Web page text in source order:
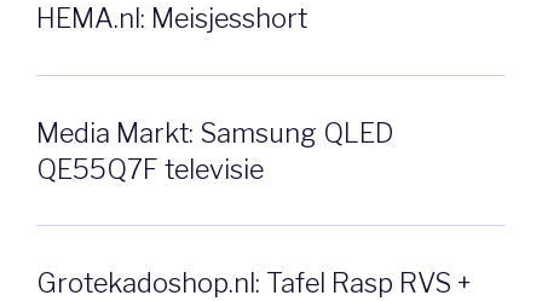
HEMA.nl: Meisjesshort
Media Markt: Samsung QLED
QE55Q7F televisie
Grotekadoshop.nl: Tafel Rasp RVS +